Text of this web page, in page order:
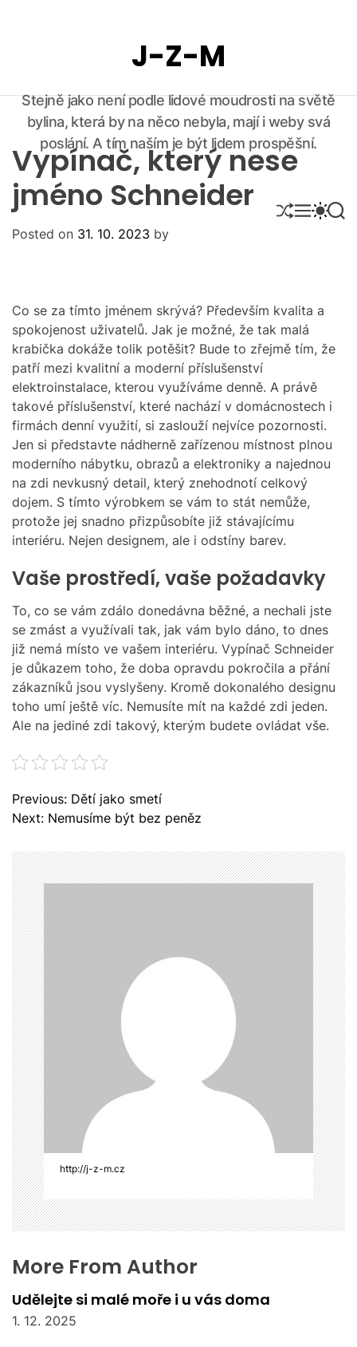
J-Z-M
Stejně jako není podle lidové moudrosti na světě
bylina, která by na něco nebyla, mají i weby svá
poslání. A tím naším je být lidem prospěšní.
S
H
M
E
S
W
O
R
O
D
E
S
E
Vypínač, který nese
jméno Schneider
Posted on 31. 10. 2023 by
Co se za tímto jménem skrývá? Především kvalita a
spokojenost uživatelů. Jak je možné, že tak malá
krabička dokáže tolik potěšit? Bude to zřejmě tím, že
patří mezi kvalitní a moderní příslušenství
elektroinstalace, kterou využíváme denně. A právě
takové příslušenství, které nachází v domácnostech i
firmách denní využití, si zaslouží nejvíce pozornosti.
Jen si představte nádherně zařízenou místnost plnou
moderního nábytku, obrazů a elektroniky a najednou
na zdi nevkusný detail, který znehodnotí celkový
dojem. S tímto výrobkem se vám to stát nemůže,
protože jej snadno přizpůsobíte již stávajícímu
interiéru. Nejen designem, ale i odstíny barev.
Vaše prostředí, vaše požadavky
To, co se vám zdálo donedávna běžné, a nechali jste
se zmást a využívali tak, jak vám bylo dáno, to dnes
již nemá místo ve vašem interiéru. Vypínač Schneider
je důkazem toho, že doba opravdu pokročila a přání
zákazníků jsou vyslyšeny. Kromě dokonalého designu
toho umí ještě víc. Nemusíte mít na každé zdi jeden.
Ale na jediné zdi takový, kterým budete ovládat vše.
N
a
i
g
a
c
e
p
r
o
p
ř
í
s
p
ě
v
e
k
Previous: Dětí jako smetí
Next: Nemusíme být bez peněz
http://j-z-m.cz
More From Author
Udělejte si malé moře i u vás doma
1. 12. 2025